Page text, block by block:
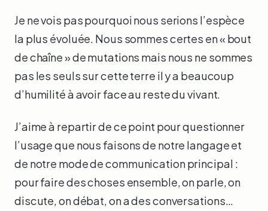
Je ne vois pas pourquoi nous serions l’espèce
la plus évoluée. Nous sommes certes en « bout
de chaîne » de mutations mais nous ne sommes
pas les seuls sur cette terre il y a beaucoup
d’humilité à avoir face au reste du vivant.
J’aime à repartir de ce point pour questionner
l’usage que nous faisons de notre langage et
de notre mode de communication principal :
pour faire des choses ensemble, on parle, on
discute, on débat, on a des conversations…